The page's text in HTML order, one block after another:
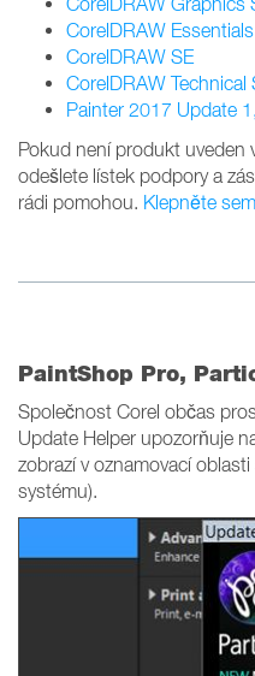
CorelDRAW Essentials
CorelDRAW SE
CorelDRAW Technical
Painter 2017 Update
Pokud není produkt uveden
odešlete lístek podpory a
rádi pomohou. Klepněte sem
PaintShop Pro,
Společnost Corel občas
Update Helper upozorňuje
zobrazí v oznamovací
systému).